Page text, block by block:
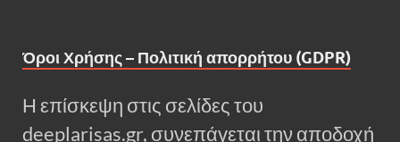
Όροι Χρήσης – Πολιτική απορρήτου (GDPR)
Η επίσκεψη στις σελίδες του
deeplarisas.gr, συνεπάγεται την αποδοχή